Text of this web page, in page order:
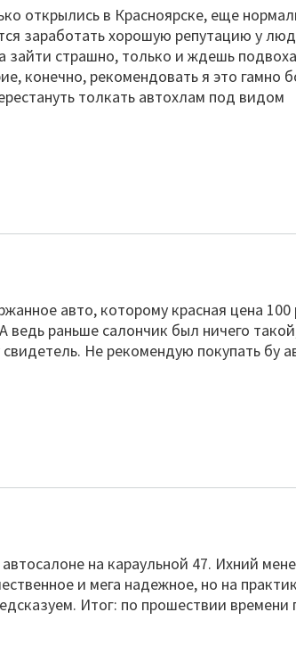
открылись в Красноярске, еще
заработать хорошую репутацию у
зайти страшно, только и ждешь
конечно, рекомендовать я это гамно
толкать автохлам под видом
авто, которому красная цена 100
раньше салончик был ничего
Не рекомендую покупать бу
на караульной 47. Ихний
и мега надежное, но на
Итог: по прошествии времени